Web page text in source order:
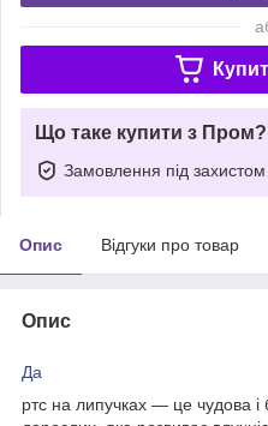
Що таке купити з Пром?
Замовлення під захистом
Опис Відгуки про товар
Опис
Да
ртс на липучках — це чудова і